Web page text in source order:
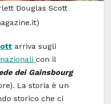
Douglas Scott
arriva sugli
con il
dei Gainsbourg
La storia è un
storico che ci